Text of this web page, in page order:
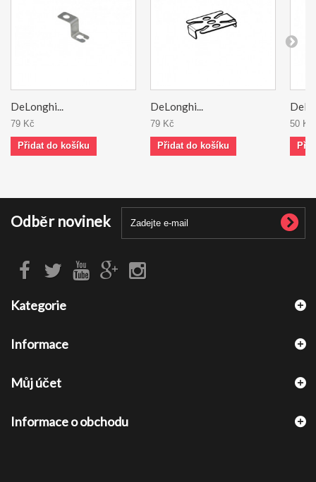
DeLonghi...
79 Kč
Přidat do košíku
DeLonghi...
79 Kč
Přidat do košíku
50 Kč
Odběr novinek
Kategorie
Informace
Můj účet
Informace o obchodu